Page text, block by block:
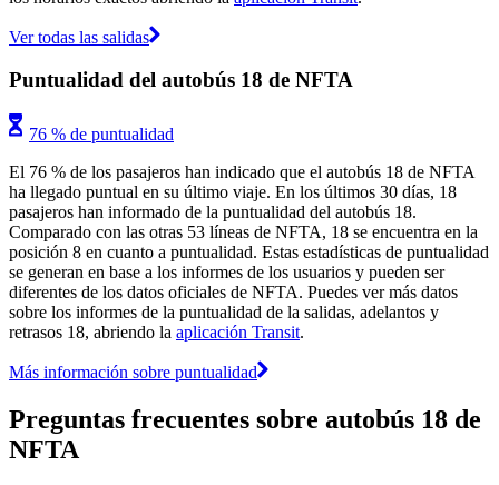
Ver todas las salidas
Puntualidad del autobús 18 de NFTA
76 % de puntualidad
El 76 % de los pasajeros han indicado que el autobús 18 de NFTA
ha llegado puntual en su último viaje. En los últimos 30 días, 18
pasajeros han informado de la puntualidad del autobús 18.
Comparado con las otras 53 líneas de NFTA, 18 se encuentra en la
posición 8 en cuanto a puntualidad. Estas estadísticas de puntualidad
se generan en base a los informes de los usuarios y pueden ser
diferentes de los datos oficiales de NFTA. Puedes ver más datos
sobre los informes de la puntualidad de la salidas, adelantos y
retrasos 18, abriendo la aplicación Transit.
Más información sobre puntualidad
Preguntas frecuentes sobre autobús 18 de
NFTA